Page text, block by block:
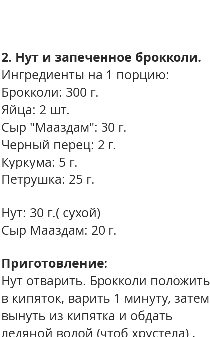
2. Нут и запеченное брокколи.
Ингредиенты на 1 порцию:
Брокколи: 300 г.
Яйца: 2 шт.
Сыр "Мааздам": 30 г.
Черный перец: 2 г.
Куркума: 5 г.
Петрушка: 25 г.
Нут: 30 г.( сухой)
Сыр Мааздам: 20 г.
Приготовление:
Нут отварить. Брокколи положить
в кипяток, варить 1 минуту, затем
вынуть из кипятка и обдать
ледяной водой (чтоб хрустела) ,